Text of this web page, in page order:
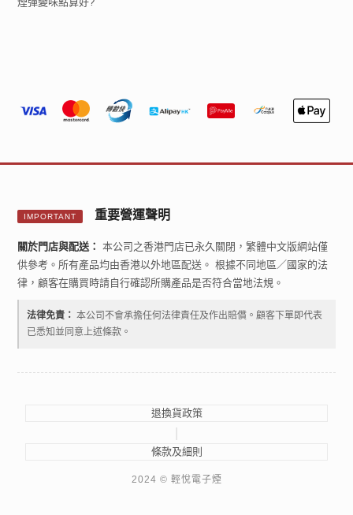
IMPORTANT 重要營運聲明
關於門店與配送： 本公司之香港門店已永久關閉，繁體中文版網站僅
供參考。所有產品均由香港以外地區配送。 根據不同地區／國家的法
律，顧客在購買時請自行確認所購產品是否符合當地法規。
法律免責： 本公司不會承擔任何法律責任及作出賠償。顧客下單即代表
已悉知並同意上述條款。
退換貨政策
|
條款及細則
2024 © 輕悅電子煙